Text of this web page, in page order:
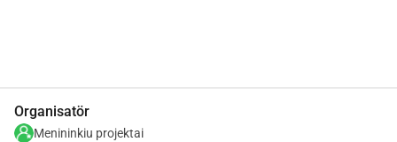
Organisatör
Menininkiu projektai